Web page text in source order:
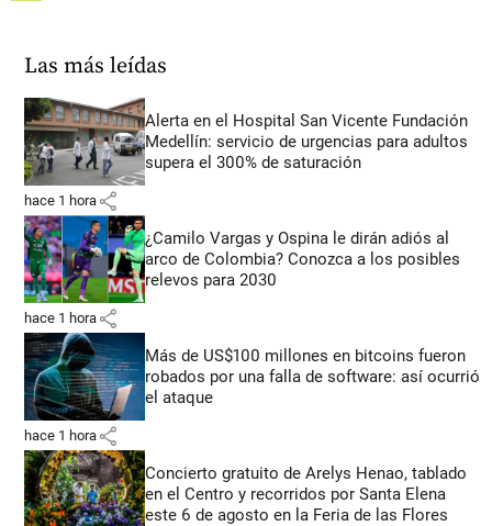
Las más leídas
Alerta en el Hospital San Vicente Fundación
Medellín: servicio de urgencias para adultos
supera el 300% de saturación
hace 1 hora share
¿Camilo Vargas y Ospina le dirán adiós al
arco de Colombia? Conozca a los posibles
relevos para 2030
hace 1 hora share
Más de US$100 millones en bitcoins fueron
robados por una falla de software: así ocurrió
el ataque
hace 1 hora share
Concierto gratuito de Arelys Henao, tablado
en el Centro y recorridos por Santa Elena
este 6 de agosto en la Feria de las Flores